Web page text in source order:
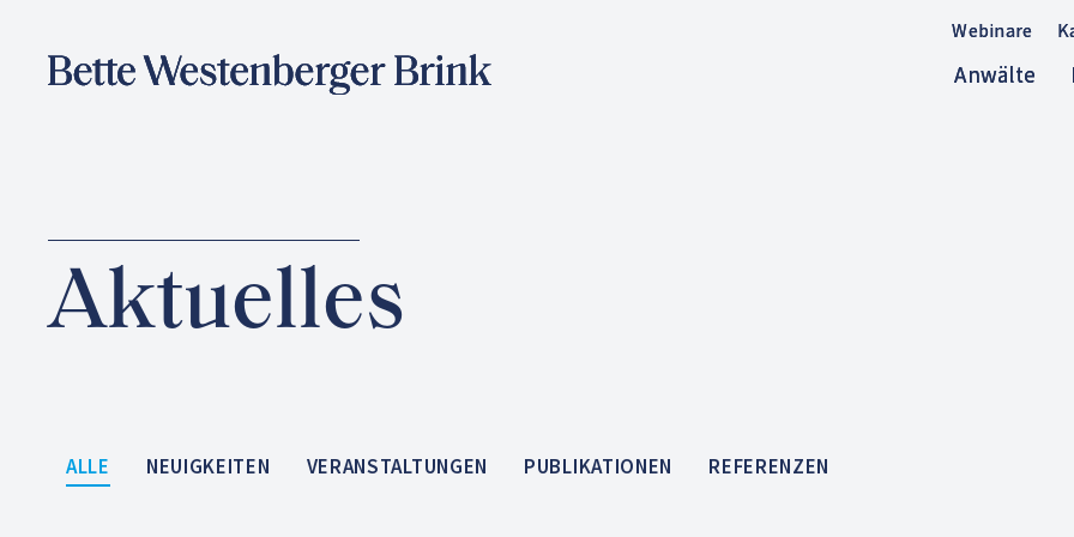
Webinare
Anwälte
Webinare
Anwälte
Aktuelles
ALLE NEUIGKEITEN VERANSTALTUNGEN PUBLIKATIONEN REFERENZEN
Webinare
Anwälte
Webinare
Anwälte